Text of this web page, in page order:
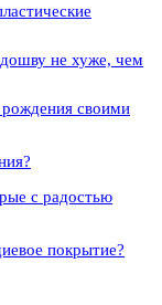
не хуже, чем
своими
с радостью
покрытие?